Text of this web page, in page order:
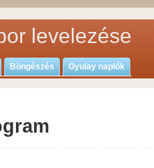
levelezése
Böngészés Gyulay naplók